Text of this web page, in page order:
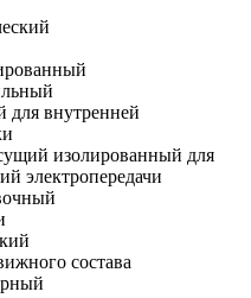
для внутренней
изолированный для
электропередачи
состава